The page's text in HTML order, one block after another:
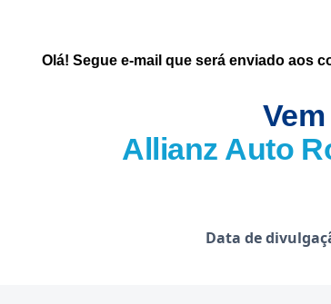
Olá! Segue e-mail que será enviado aos
Allianz Auto
Data de